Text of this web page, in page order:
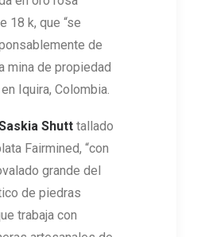
18 k, que “se
de
mina de propiedad
Iquira, Colombia.
Shutt tallado
Fairmined, “con
grande del
de piedras
trabaja con